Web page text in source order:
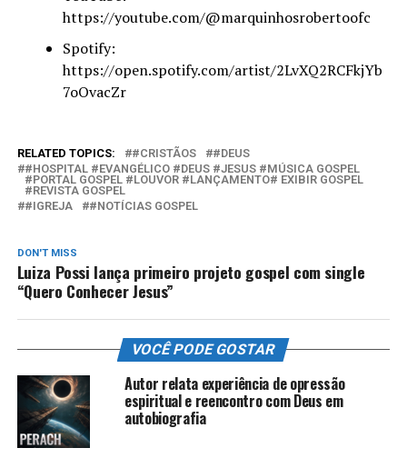
https://youtube.com/@marquinhosrobertoofc
Spotify:
https://open.spotify.com/artist/2LvXQ2RCFkjYb
7oOvacZr
RELATED TOPICS: #CRISTÃOS
#DEUS
#HOSPITAL #EVANGÉLICO #DEUS #JESUS #MÚSICA GOSPEL
#PORTAL GOSPEL #LOUVOR #LANÇAMENTO# EXIBIR GOSPEL
#REVISTA GOSPEL
#IGREJA
#NOTÍCIAS GOSPEL
DON'T MISS
Luiza Possi lança primeiro projeto gospel com single
“Quero Conhecer Jesus”
VOCÊ PODE GOSTAR
Autor relata experiência de opressão
espiritual e reencontro com Deus em
autobiografia